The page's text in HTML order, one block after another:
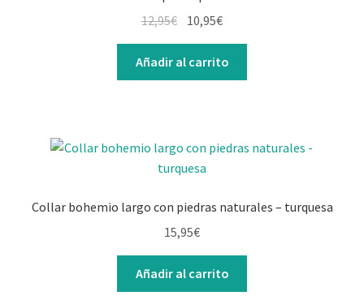
12,95€ El
original
era:
10,95€El
actual
es:
Añadir al carrito
Collar bohemio largo con piedras naturales – turquesa
15,95€
Añadir al carrito